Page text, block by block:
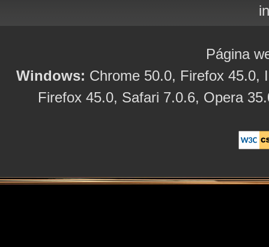
Página
Windows: Chrome 50.0, Firefox 45.0,
Firefox 45.0, Safari 7.0.6, Opera